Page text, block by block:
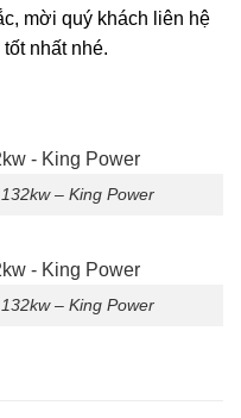
mời quý khách liên hệ
nhất nhé.
– King Power
– King Power